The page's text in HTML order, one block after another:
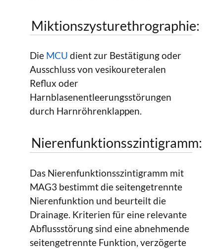
Miktionszysturethrographie:
Die MCU dient zur Bestätigung oder
Ausschluss von vesikoureteralen
Reflux oder
Harnblasenentleerungsstörungen
durch Harnröhrenklappen.
Nierenfunktionsszintigramm:
Das Nierenfunktionsszintigramm mit
MAG3 bestimmt die seitengetrennte
Nierenfunktion und beurteilt die
Drainage. Kriterien für eine relevante
Abflussstörung sind eine abnehmende
seitengetrennte Funktion, verzögerte